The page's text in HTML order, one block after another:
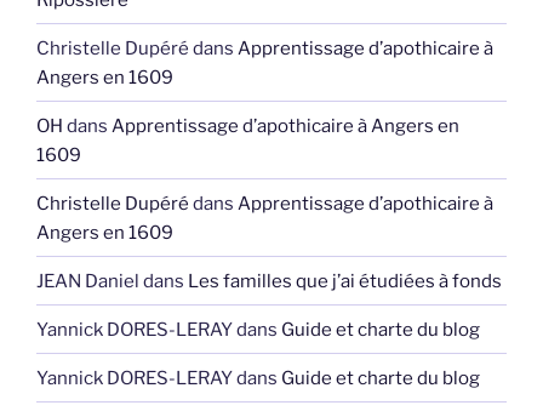
Christelle Dupéré dans Apprentissage d’apothicaire à
Angers en 1609
OH dans Apprentissage d’apothicaire à Angers en
1609
Christelle Dupéré dans Apprentissage d’apothicaire à
Angers en 1609
JEAN Daniel dans Les familles que j’ai étudiées à fonds
Yannick DORES-LERAYdans Guide et charte du blog
Yannick DORES-LERAYdans Guide et charte du blog